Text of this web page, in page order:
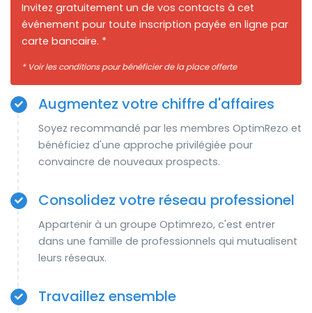
Invitez gratuitement un de vos contacts à cet
événement pour toute inscription payée en ligne par
carte bancaire. *
* Voir les conditions pour bénéficier de la place offerte
Augmentez votre chiffre d'affaires
Soyez recommandé par les membres OptimRezo et
bénéficiez d'une approche privilégiée pour
convaincre de nouveaux prospects.
Consolidez votre réseau professionel
Appartenir à un groupe Optimrezo, c'est entrer
dans une famille de professionnels qui mutualisent
leurs réseaux.
Travaillez ensemble